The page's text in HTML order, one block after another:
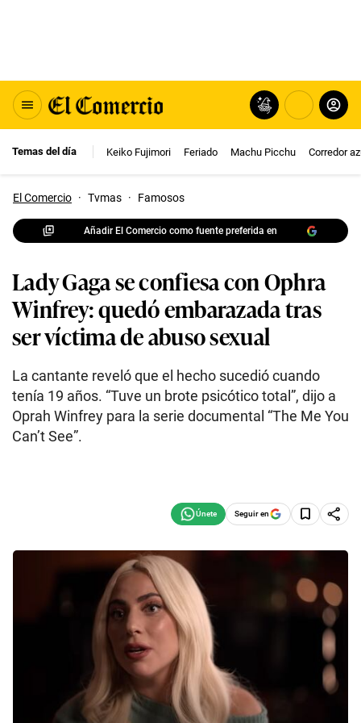
Temas del día Keiko Fujimori Feriado Machu Picchu Corredor
El Comercio · Tvmas · Famosos
Añadir El Comercio como fuente preferida en
Lady Gaga se confiesa con Ophra
Winfrey: quedó embarazada tras
ser víctima de abuso sexual
La cantante reveló que el hecho sucedió cuando
tenía 19 años. “Tuve un brote psicótico total”, dijo a
Oprah Winfrey para la serie documental “The Me You
Can’t See”.
Seguir en